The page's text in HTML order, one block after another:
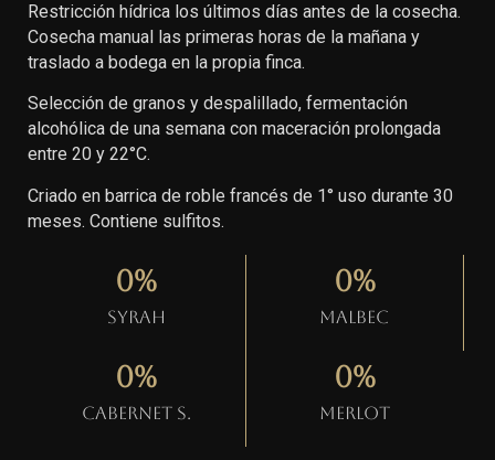
Restricción hídrica los últimos días antes de la cosecha.
Cosecha manual las primeras horas de la mañana y
traslado a bodega en la propia finca.
Selección de granos y despalillado, fermentación
alcohólica de una semana con maceración prolongada
entre 20 y 22°C.
Criado en barrica de roble francés de 1° uso durante 30
meses. Contiene sulfitos.
Syrah
0%
Malbec
0%
Cabernet S.
0%
Merlot
0%